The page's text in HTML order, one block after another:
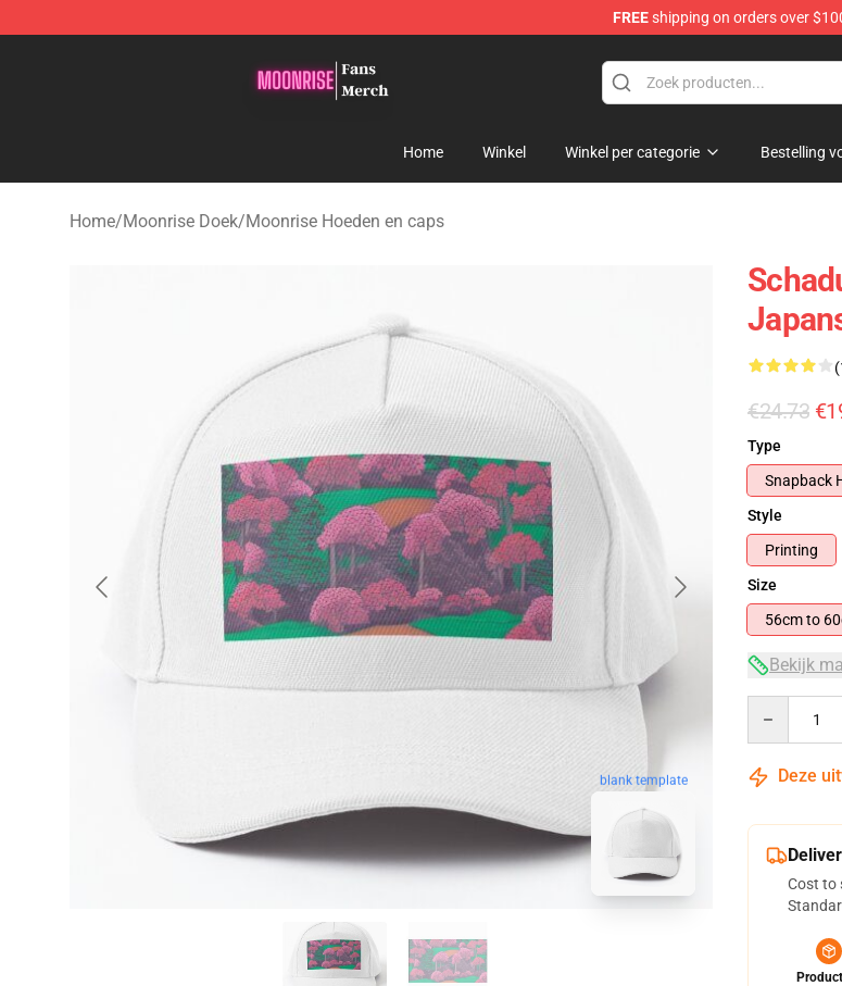
FREEshipping on orders over
Home Winkel Winkel per categorie Bestelling
Home/Moonrise Doek/Moonrise Hoeden en caps
blank template
€24.73
Type
Snapback
Style
Printing
Size
56cm
Bekijk
Deze
Cost to